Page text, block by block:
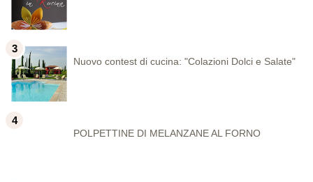
Nuovo contest di cucina: "Colazioni Dolci e Salate"
POLPETTINE DI MELANZANE AL FORNO